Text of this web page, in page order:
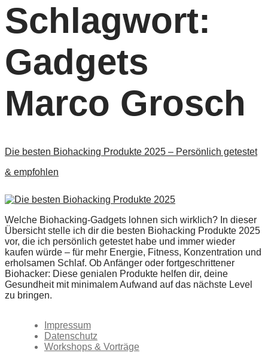
Schlagwort:
Gadgets
Marco Grosch
Die besten Biohacking Produkte 2025 – Persönlich getestet
& empfohlen
Welche Biohacking-Gadgets lohnen sich wirklich? In dieser
Übersicht stelle ich dir die besten Biohacking Produkte 2025
vor, die ich persönlich getestet habe und immer wieder
kaufen würde – für mehr Energie, Fitness, Konzentration und
erholsamen Schlaf. Ob Anfänger oder fortgeschrittener
Biohacker: Diese genialen Produkte helfen dir, deine
Gesundheit mit minimalem Aufwand auf das nächste Level
zu bringen.
Impressum
Datenschutz
Workshops & Vorträge